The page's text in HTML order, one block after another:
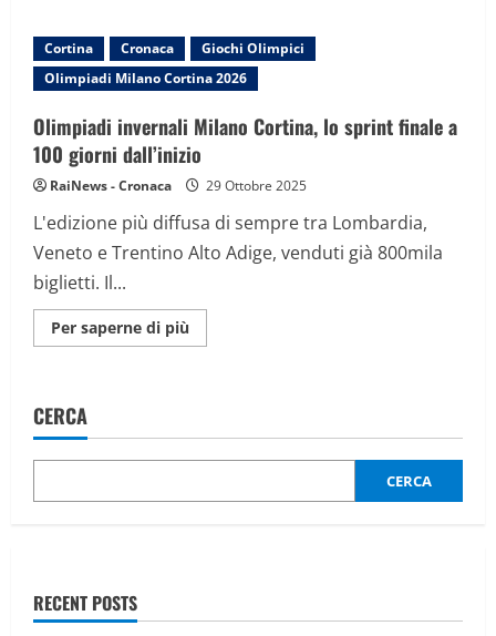
cerimonia
di
consegna
della
agli
atleti
in
partenza
per
i
Giochi
Olimpici
Cortina Cronaca
Giochi Olimpici
Olimpiadi Milano Cortina 2026
Olimpiadi invernali Milano Cortina, lo sprint finale a
100 giorni dall’inizio
RaiNews - Cronaca 29 Ottobre 2025
L'edizione più diffusa di sempre tra Lombardia,
Veneto e Trentino Alto Adige, venduti già 800mila
biglietti. Il...
Per saperne di più
informazioni
lo
finale
100
CERCA
CERCA
RECENT POSTS